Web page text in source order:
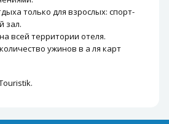
только для взрослых: спорт-
зал.
всей территории отеля.
ужинов в а ля карт